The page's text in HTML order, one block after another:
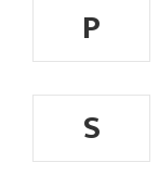
P
S